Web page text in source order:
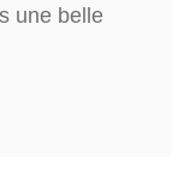
une belle